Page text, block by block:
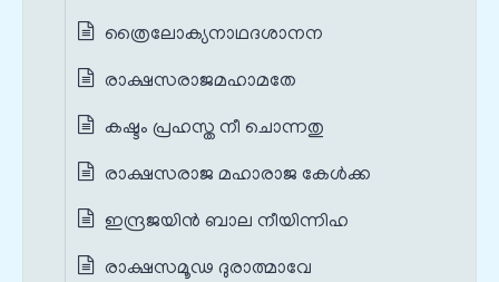
ത്രൈലോക്യനാഥദശാനന
രാക്ഷസരാജമഹാമതേ
കഷ്ടം പ്രഹസ്ത നീ ചൊന്നതു
രാക്ഷസരാജ മഹാരാജ കേൾക്ക
ഇന്ദ്രജയിൻ ബാല നീയിന്നിഹ
രാക്ഷസമൂഢ ദുരാത്മാവേ